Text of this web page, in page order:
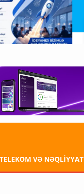
TELEKOM VƏ NƏQLİYYAT